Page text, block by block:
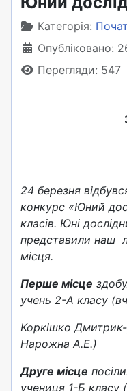
Категорія:
Опубліковано:
Перегляди: 547
24 березня
конкурс «Юний
класів. Юні
представили наш
місця.
Перше місце
учень 2-А класу
Коркішко
Нарожна А.Е.)
Друге місце
учениця 1-Б класу